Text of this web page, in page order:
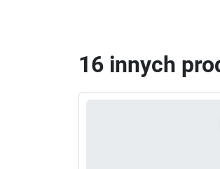
16 innych